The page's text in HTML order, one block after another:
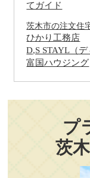
てガイド
茨木市の注文住
ひかり工務店
D,S STAYL（デ
富国ハウジング
プ
茨